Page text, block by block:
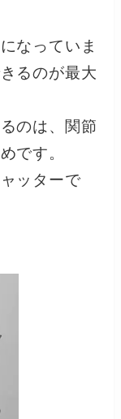
なっていま
るのが最大
のは、関節
です。
ッターで